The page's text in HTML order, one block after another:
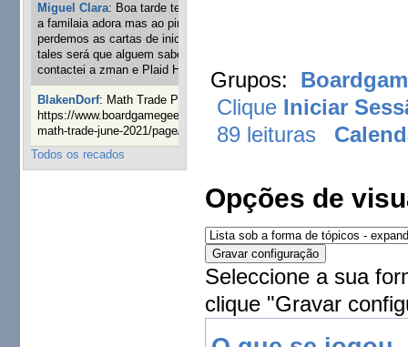
Miguel Clara: Boa tarde tenho jogo Mice and mistics que
a familaia adora mas ao pintarmos as miniaturas
perdemos as cartas de iniciaticva da expanção downood
tales será que alguem sabe onde adquirir as cartas já
contactei a zman e Plaid Hat e nada
24 semanas 1 dia atrás
BlakenDorf: Math Trade Portuguesa a decorrer. Aqui:
https://www.boardgamegeek.com/geeklist/286035/portugal-
math-trade-june-2021/page/1
25 semanas 3 dias atrás
Todos os recados
Grupos:
Clique Iniciar
89 leituras
Opções de
Seleccione a sua
clique "Gravar